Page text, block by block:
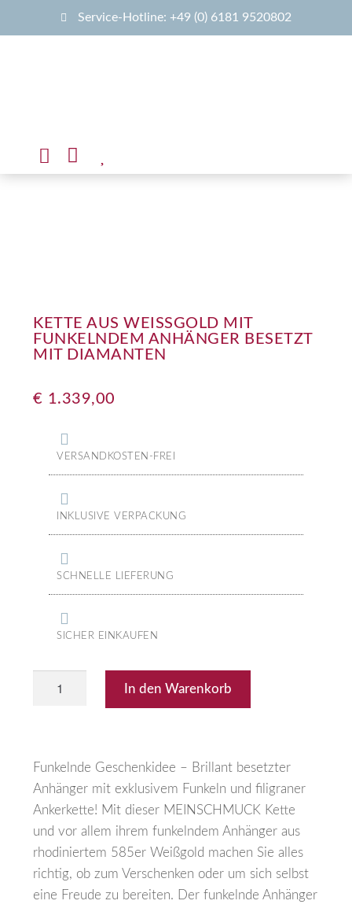
Service-Hotline: +49 (0) 6181 9520802
KETTE AUS WEISSGOLD MIT F
UNKELNDEM ANHÄNGER BESETZT M
IT DIAMANTEN
€ 1.339,00
VERSANDKOSTEN-FREI
INKLUSIVE VERPACKUNG
SCHNELLE LIEFERUNG
SICHER EINKAUFEN
In den Warenkorb
Funkelnde Geschenkidee – Brillant besetzter
Anhänger mit exklusivem Funkeln und filigraner
Ankerkette! Mit dieser MEINSCHMUCK Kette
und vor allem ihrem funkelndem Anhänger aus
rhodiniertem 585er Weißgold machen Sie alles
richtig, ob zum Verschenken oder um sich selbst
eine Freude zu bereiten. Der funkelnde Anhänger